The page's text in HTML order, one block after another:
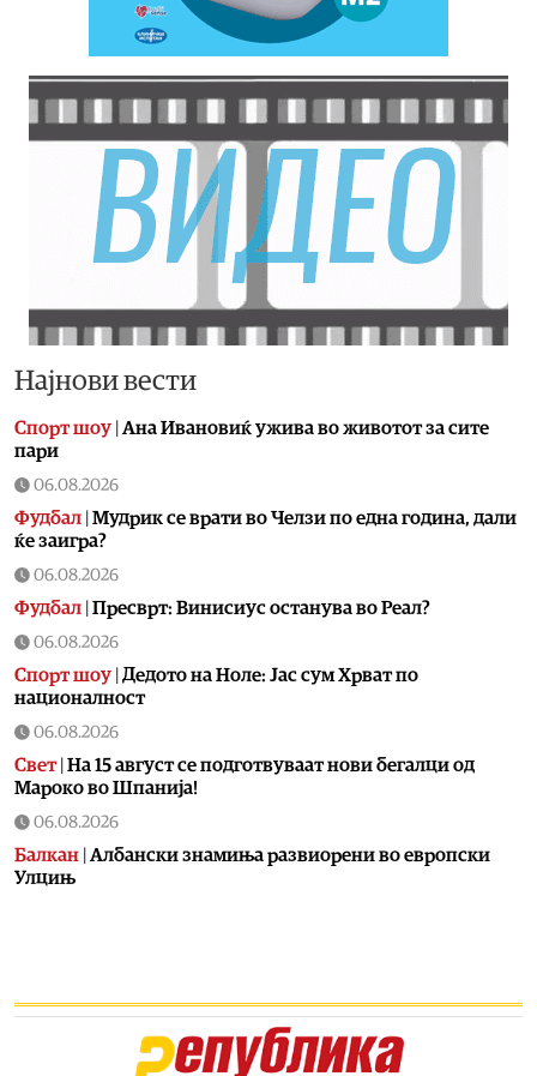
Најнови вести
Спорт шоу Aна Ивановиќ ужива во животот за сите
пари
06.08.2026
Фудбал Мудрик се врати во Челзи по една година, дали
ќе заигра?
06.08.2026
Фудбал Пресврт: Винисиус останува во Реал?
06.08.2026
Спорт шоу Дедото на Ноле: Јас сум Хрват по
националност
06.08.2026
Свет| На 15 август се подготвуваат нови бегалци од
Мароко во Шпанија!
06.08.2026
Балкан Албански знамиња развиорени во европски
Улцињ
06.08.2026
Помалку првачиња, помалку иднина:
Демографската криза веќе стигна до училишните